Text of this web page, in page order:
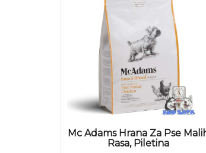
Mc Adams Hrana Za Pse
Rasa, Piletina